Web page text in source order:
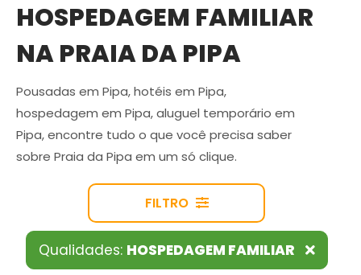
HOSPEDAGEM FAMILIAR
NA PRAIA DA PIPA
Pousadas em Pipa, hotéis em Pipa,
hospedagem em Pipa, aluguel temporário em
Pipa, encontre tudo o que você precisa saber
sobre Praia da Pipa em um só clique.
FILTRO
Qualidades: HOSPEDAGEM FAMILIAR